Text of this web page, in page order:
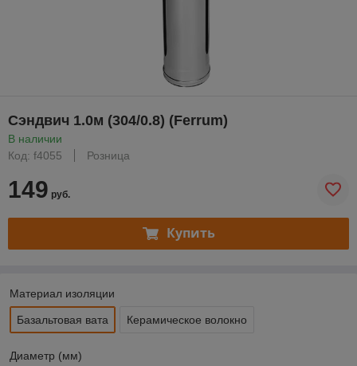
Сэндвич 1.0м (304/0.8) (Ferrum)
В наличии
Код: f4055
Розница
149 руб.
Купить
Материал изоляции
Базальтовая вата Керамическое волокно
Диаметр (мм)